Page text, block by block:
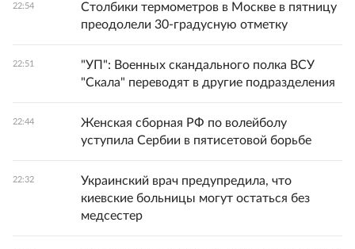
22:54
Столбики термометров в Москве в пятницу
преодолели 30-градусную отметку
22:51
"УП": Военных скандального полка ВСУ
"Скала" переводят в другие подразделения
22:44
Женская сборная РФ по волейболу
уступила Сербии в пятисетовой борьбе
22:32
Украинский врач предупредила, что
киевские больницы могут остаться без
медсестер